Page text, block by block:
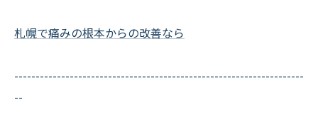
札幌で痛みの根本からの改善なら
--------------------------------------------------------------------
--